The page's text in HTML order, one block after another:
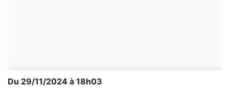
Du 29/11/2024 à 18h03